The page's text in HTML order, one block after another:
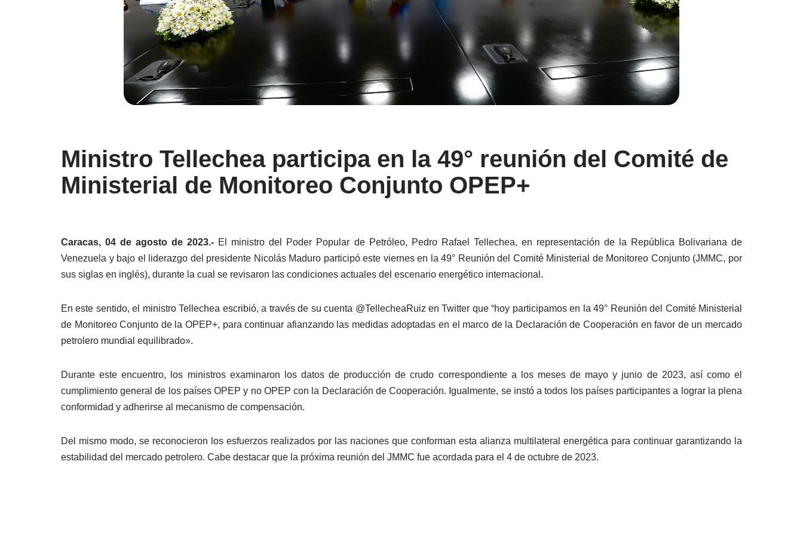
Ministro Tellechea participa en la 49° reunión del Comité de
Ministerial de Monitoreo Conjunto OPEP+
Caracas, 04 de agosto de 2023.- El ministro del Poder Popular de Petróleo, Pedro Rafael Tellechea, en representación de la República Bolivariana de
Venezuela y bajo el liderazgo del presidente Nicolás Maduro participó este viernes en la 49° Reunión del Comité Ministerial de Monitoreo Conjunto (JMMC, por
sus siglas en inglés), durante la cual se revisaron las condiciones actuales del escenario energético internacional.
En este sentido, el ministro Tellechea escribió, a través de su cuenta @TellecheaRuiz en Twitter que “hoy participamos en la 49° Reunión del Comité Ministerial
de Monitoreo Conjunto de la OPEP+, para continuar afianzando las medidas adoptadas en el marco de la Declaración de Cooperación en favor de un mercado
petrolero mundial equilibrado».
Durante este encuentro, los ministros examinaron los datos de producción de crudo correspondiente a los meses de mayo y junio de 2023, así como el
cumplimiento general de los países OPEP y no OPEP con la Declaración de Cooperación. Igualmente, se instó a todos los países participantes a lograr la plena
conformidad y adherirse al mecanismo de compensación.
Del mismo modo, se reconocieron los esfuerzos realizados por las naciones que conforman esta alianza multilateral energética para continuar garantizando la
estabilidad del mercado petrolero. Cabe destacar que la próxima reunión del JMMC fue acordada para el 4 de octubre de 2023.